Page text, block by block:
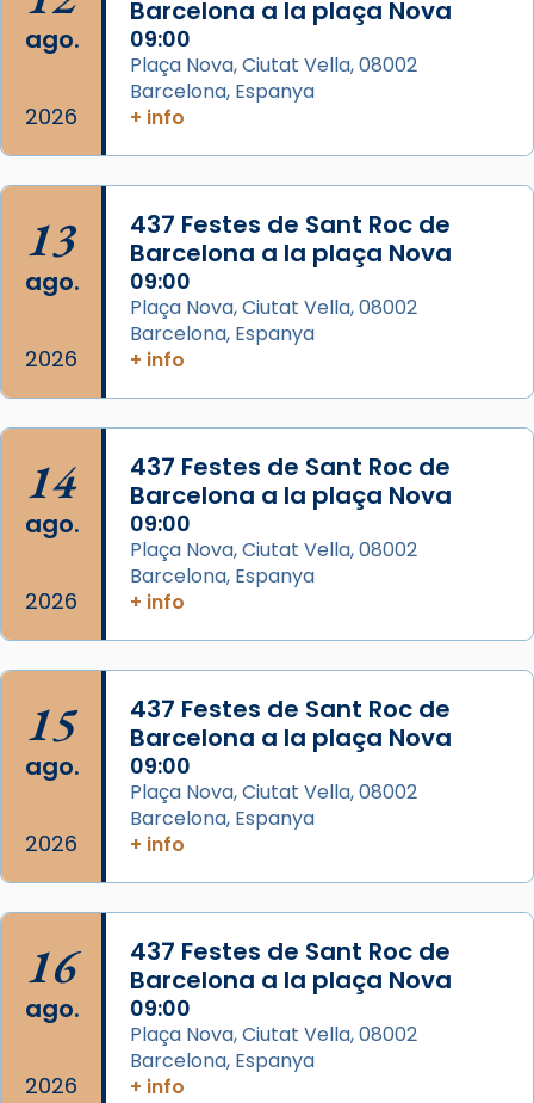
2 weeks ago
Aquest dilluns, 27 de juliol, ha tingut lloc la
missa d’acció de gràcies en agraïment al
comitè organitzador de la visita apostòlica
col·laboradors, a la Catedral de Barcelona.
L’arquebisbe de Barcelona, el cardenal Joan
Josep Omella, ha presidit la missa i l’ha
concelebrat el bisbe auxiliar de Barcelona,
Mons. David Abadías.
📸 Dr. G. Simón
Arquebisbat de Barcelona
2 weeks ago
Memòria de les santes Juliana i
Semproniana, verges i màrtirs.
Acompanyant la història de sant Cugat, a
partir de l’Edat Mitjana sorgeix la tradició
que les santes Juliana (“relatiu a Júlia”) i
Semproniana (“relatiu a Semprònia =
eterna”) són deixebles seves. I l’any 1667, el
frare Joan Gaspar Roig, afirma en una obra
que les santes són filles de l’antiga Iluro.
Mataró en reivindicarà les relíq
...
ago.
2026
Barcelona a la plaça Nova
09:00
Plaça Nova, Ciutat Vella, 08002
Barcelona, Espanya
+ info
13
ago.
2026
437 Festes de Sant Roc de
Barcelona a la plaça Nova
09:00
Plaça Nova, Ciutat Vella, 08002
Barcelona, Espanya
+ info
14
ago.
2026
437 Festes de Sant Roc de
Barcelona a la plaça Nova
09:00
Plaça Nova, Ciutat Vella, 08002
Barcelona, Espanya
+ info
15
ago.
2026
437 Festes de Sant Roc de
Barcelona a la plaça Nova
09:00
Plaça Nova, Ciutat Vella, 08002
Barcelona, Espanya
+ info
16
ago.
2026
437 Festes de Sant Roc de
Barcelona a la plaça Nova
09:00
Plaça Nova, Ciutat Vella, 08002
Barcelona, Espanya
+ info